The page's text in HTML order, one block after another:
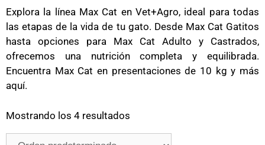
Explora la línea Max Cat en Vet+Agro, ideal para todas
las etapas de la vida de tu gato. Desde Max Cat Gatitos
hasta opciones para Max Cat Adulto y Castrados,
ofrecemos una nutrición completa y equilibrada.
Encuentra Max Cat en presentaciones de 10 kg y más
aquí.
Mostrando los 4 resultados